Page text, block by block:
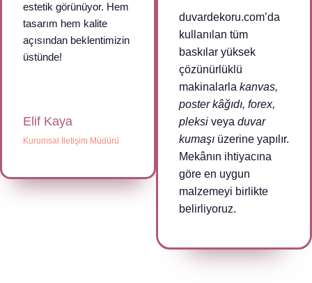
estetik görünüyor. Hem
tasarım hem kalite
açısından beklentimizin
üstünde!
Elif Kaya
Kurumsal İletişim Müdürü
duvardekoru.com’da
kullanılan tüm
baskılar yüksek
çözünürlüklü
makinalarla kanvas,
poster kâğıdı, forex,
pleksi veya duvar
kumaşı üzerine yapılır.
Mekânın ihtiyacına
göre en uygun
malzemeyi birlikte
belirliyoruz.